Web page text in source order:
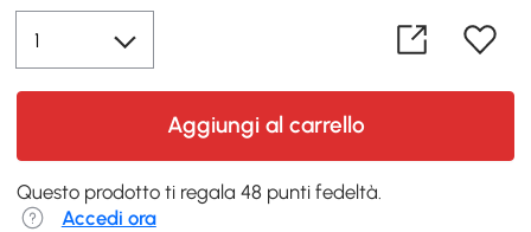
Aggiungi al carrello
Questo prodotto ti regala 48 punti fedeltà.
Accedi ora